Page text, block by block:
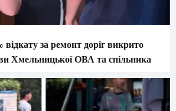
за ремонт доріг викрито
Хмельницької ОВА та спільника